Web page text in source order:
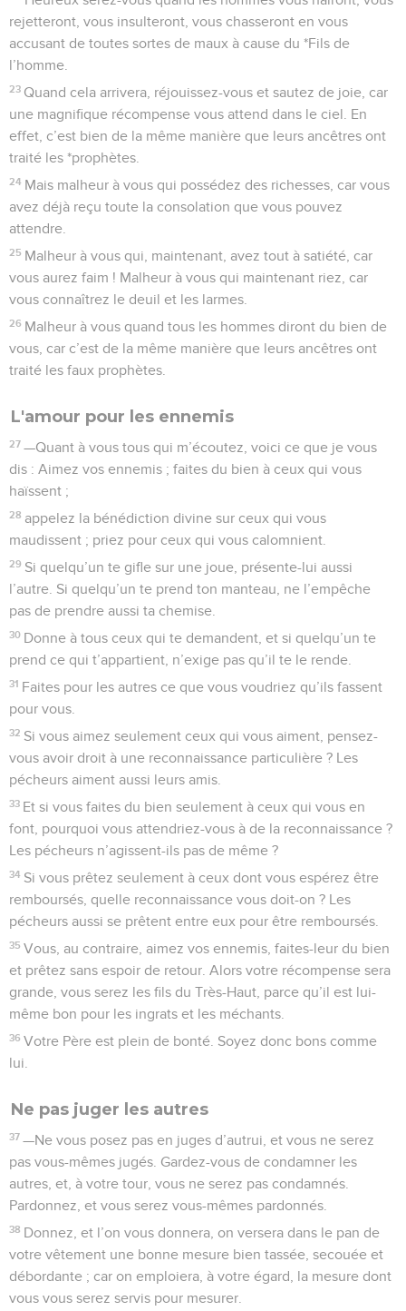
rejetteront, vous insulteront, vous chasseront en vous
accusant de toutes sortes de maux à cause du *Fils de
l’homme.
23 Quand cela arrivera, réjouissez-vous et sautez de joie, car
une magnifique récompense vous attend dans le ciel. En
effet, c’est bien de la même manière que leurs ancêtres ont
traité les *prophètes.
24 Mais malheur à vous qui possédez des richesses, car vous
avez déjà reçu toute la consolation que vous pouvez
attendre.
25 Malheur à vous qui, maintenant, avez tout à satiété, car
vous aurez faim ! Malheur à vous qui maintenant riez, car
vous connaîtrez le deuil et les larmes.
26 Malheur à vous quand tous les hommes diront du bien de
vous, car c’est de la même manière que leurs ancêtres ont
traité les faux prophètes.
L'amour pour les ennemis
27 —Quant à vous tous qui m’écoutez, voici ce que je vous
dis : Aimez vos ennemis ; faites du bien à ceux qui vous
haïssent ;
28 appelez la bénédiction divine sur ceux qui vous
maudissent ; priez pour ceux qui vous calomnient.
29 Si quelqu’un te gifle sur une joue, présente-lui aussi
l’autre. Si quelqu’un te prend ton manteau, ne l’empêche
pas de prendre aussi ta chemise.
30 Donne à tous ceux qui te demandent, et si quelqu’un te
prend ce qui t’appartient, n’exige pas qu’il te le rende.
31 Faites pour les autres ce que vous voudriez qu’ils fassent
pour vous.
32 Si vous aimez seulement ceux qui vous aiment, pensez-
vous avoir droit à une reconnaissance particulière ? Les
pécheurs aiment aussi leurs amis.
33 Et si vous faites du bien seulement à ceux qui vous en
font, pourquoi vous attendriez-vous à de la reconnaissance ?
Les pécheurs n’agissent-ils pas de même ?
34 Si vous prêtez seulement à ceux dont vous espérez être
remboursés, quelle reconnaissance vous doit-on ? Les
pécheurs aussi se prêtent entre eux pour être remboursés.
35 Vous, au contraire, aimez vos ennemis, faites-leur du bien
et prêtez sans espoir de retour. Alors votre récompense sera
grande, vous serez les fils du Très-Haut, parce qu’il est lui-
même bon pour les ingrats et les méchants.
36 Votre Père est plein de bonté. Soyez donc bons comme
lui.
Ne pas juger les autres
37 —Ne vous posez pas en juges d’autrui, et vous ne serez
pas vous-mêmes jugés. Gardez-vous de condamner les
autres, et, à votre tour, vous ne serez pas condamnés.
Pardonnez, et vous serez vous-mêmes pardonnés.
38 Donnez, et l’on vous donnera, on versera dans le pan de
votre vêtement une bonne mesure bien tassée, secouée et
débordante ; car on emploiera, à votre égard, la mesure dont
vous vous serez servis pour mesurer.